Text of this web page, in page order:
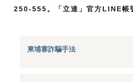
250-555。「立達」官方LINE
柬埔寨詐騙手法